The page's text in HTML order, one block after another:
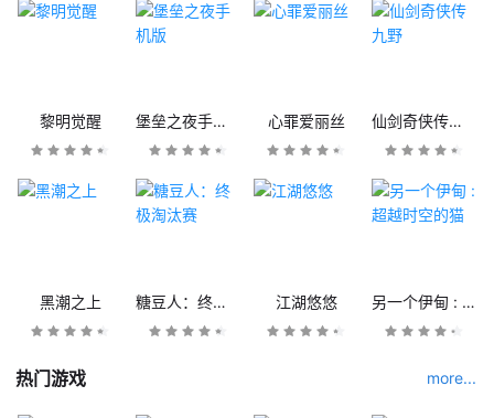
黎明觉醒 堡垒之夜手机版 心罪爱丽丝 仙剑奇侠传九野
黑潮之上 糖豆人：终极淘汰赛 江湖悠悠 另一个伊甸 : 超越时空的猫
热门游戏 more...